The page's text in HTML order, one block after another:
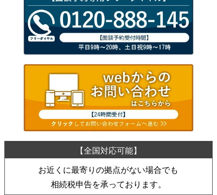
お近くに最寄りの拠点がない場合でも
相続税申告を承っております。